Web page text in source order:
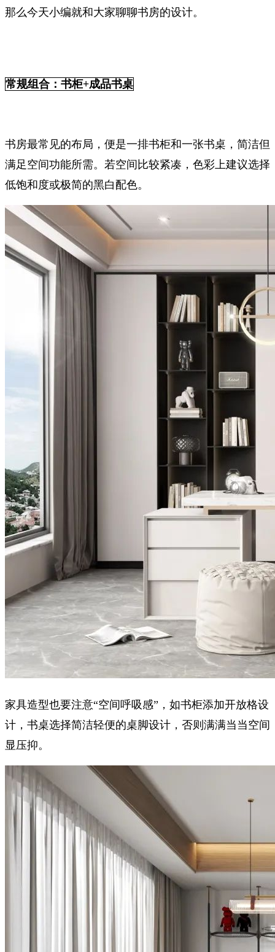
那么今天小编就和大家聊聊书房的设计。
常规组合：书柜+成品书桌
书房最常见的布局，便是一排书柜和一张书桌，简洁但
满足空间功能所需。若空间比较紧凑，色彩上建议选择
低饱和度或极简的黑白配色。
家具造型也要注意“空间呼吸感”，如书柜添加开放格设
计，书桌选择简洁轻便的桌脚设计，否则满满当当空间
显压抑。